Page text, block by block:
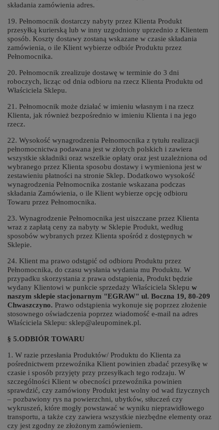
składania zamówienia adres.
19. Pełnomocnik dostarczy nabyty przez Klienta Produkt
przesyłką kurierską lub w inny uzgodniony uprzednio z Klientem
sposób. Koszty dostawy zostaną wskazane w czasie składania
zamówienia, o ile Klient wybierze odbiór Produktu przez
Pełnomocnika.
20. Pełnomocnik zrealizuje dostawę w terminie do 3 dni
roboczych, licząc od dnia odbioru na rzecz Klienta Produktu od
Właściciela Sklepu.
21. Pełnomocnik może działać w imieniu własnym i na rzecz
Klienta, jak również bezpośrednio w imieniu Klienta i na jego
rzecz.
22. Wysokość wynagrodzenia Pełnomocnika z tytułu realizacji
pełnomocnictwa podawana jest w złotych polskich i zawiera
wszystkie składniki oraz wszelkie opłaty oraz jest uzależniona od
wybranego przez Klienta sposobu dostawy i wymieniona jest w
zestawieniu płatności na stronie Sklep. Dodatkowo wysokość
wynagrodzenia Pełnomocnika zostanie wskazana podczas
składania Zamówienia, o ile Klient wybierze opcję odbioru
Towaru przez Pełnomocnika.
23. Wynagrodzenie Pełnomocnika jest uiszczane przez Klienta
wraz z zapłatą ceny za nabyty w Sklepie Produkt, według
sposobów wybranych przez Klienta spośród z dostępnych w
Sklepie.
24. Klient ma prawo odstąpić od odbioru Produktu przez
Pełnomocnika, do czasu wysłania wydania mu Produktu. W
przypadku skorzystania z prawa odstąpienia, Produkt będzie
wydany Klientowi w punkcie sprzedaży Właściciela Sklepu w
naszym sklepie stacjonarnym "EGRAW" ul. Boczna 19, 80-209
Chwaszczyno. Prawo odstąpienia wykonuje się poprzez złożenie
stosownego oświadczenia poprzez wiadomość e-mail na adres
Właściciela Sklepu: sklep@aleupominek.pl.
§ 5.ODBIÓR TOWARU
1. W razie przesłania Produktów/ Produktu do Klienta za
pośrednictwem przewoźnika Klient powinien zbadać przesyłkę w
czasie i sposób przyjęty przy przesyłkach tego rodzaju. W
szczególności Klient w obecności przewoźnika powinien
sprawdzić, czy zamówiony Produkt jest wolny od wad fizycznych
– pozbawiony rys na powierzchni, ubytków, stłuczeń czy
wykruszeń, które mogły powstawać w wyniku nieprawidłowego
transportu, a także czy zawiera wszystkie niezbędne elementy oraz
czy jest zgodny ze złożonym zamówieniem.